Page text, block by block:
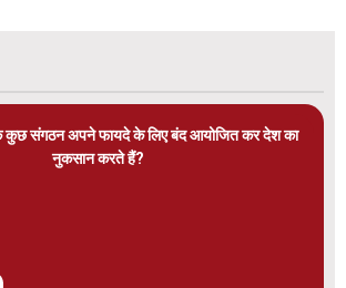
कुछ संगठन अपने फायदे के लिए बंद आयोजित कर देश का
नुकसान करते हैं?